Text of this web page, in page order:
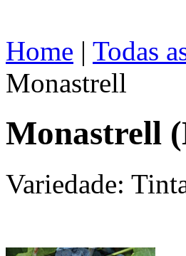
Home | Todas
Monastrell
Monastrell
Variedade: